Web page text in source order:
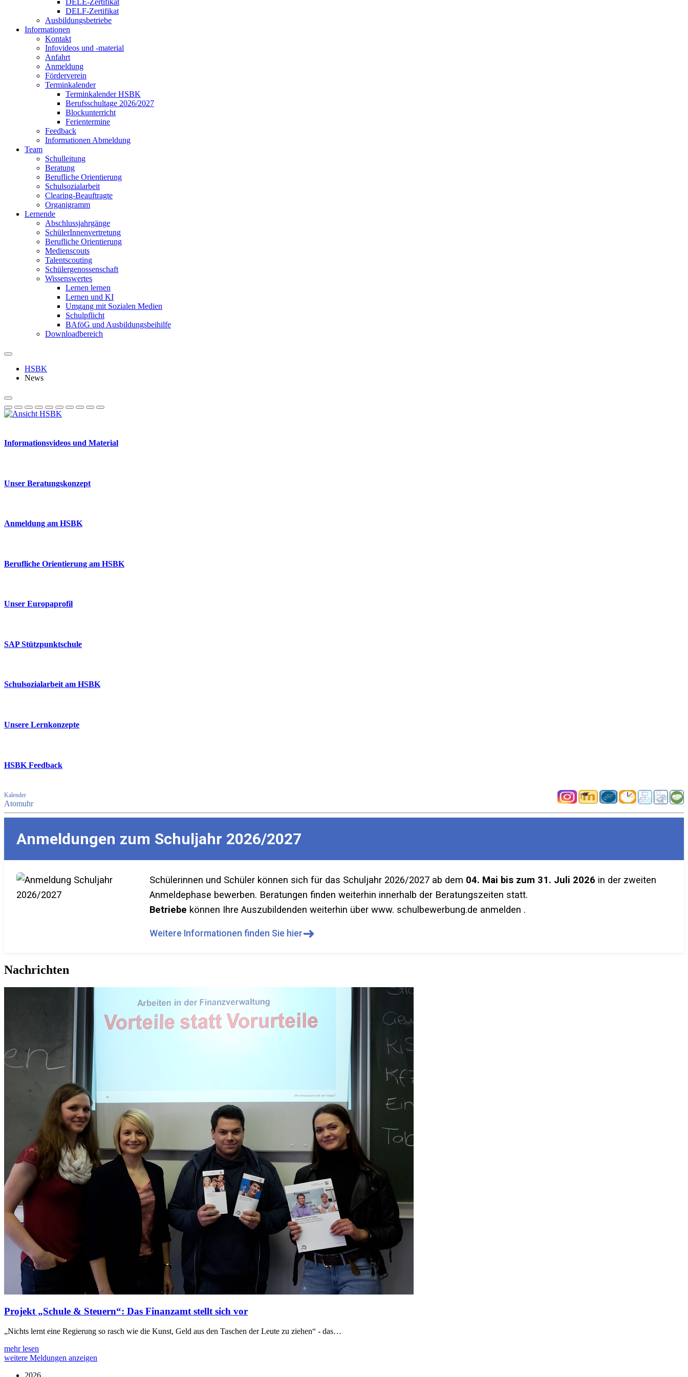
DELE-Zertifikat
DELF-Zertifikat
Ausbildungsbetriebe
Informationen
Kontakt
Infovideos und -material
Anfahrt
Anmeldung
Förderverein
Terminkalender
Terminkalender HSBK
Berufsschultage 2026/2027
Blockunterricht
Ferientermine
Feedback
Informationen Abmeldung
Team
Schulleitung
Beratung
Berufliche Orientierung
Schulsozialarbeit
Clearing-Beauftragte
Organigramm
Lernende
Abschlussjahrgänge
SchülerInnenvertretung
Berufliche Orientierung
Medienscouts
Talentscouting
Schüler­genossen­schaft
Wissenswertes
Lernen lernen
Lernen und KI
Umgang mit Sozialen Medien
Schulpflicht
BAföG und Ausbildungsbeihilfe
Downloadbereich
HSBK
News
Informationsvideos und Material
Unser Beratungskonzept
Anmeldung am HSBK
Berufliche Orientierung am HSBK
Unser Europaprofil
SAP Stützpunktschule
Schulsozialarbeit am HSBK
Unsere Lernkonzepte
HSBK Feedback
Kalender
Atomuhr
Anmeldungen zum Schuljahr 2026/2027
Schülerinnen und Schüler können sich für das Schuljahr 2026/2027 ab dem 04. Mai bis zum 31. Juli 2026 in der zweiten
Anmeldephase bewerben. Beratungen finden weiterhin innerhalb der Beratungszeiten statt.
Betriebe können Ihre Auszubildenden weiterhin über www. schulbewerbung.de anmelden .
Weitere Informationen finden Sie hier➜
Nachrichten
Projekt „Schule & Steuern“: Das Finanzamt stellt sich vor
„Nichts lernt eine Regierung so rasch wie die Kunst, Geld aus den Taschen der Leute zu ziehen“ - das…
mehr lesen
weitere Meldungen anzeigen
2026